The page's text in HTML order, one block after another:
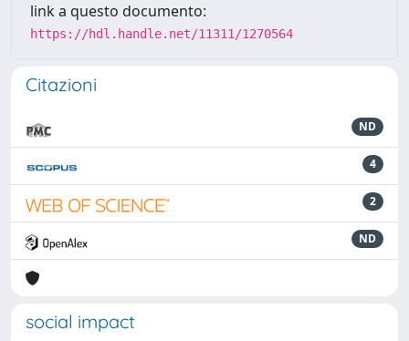
link a questo documento:
https://hdl.handle.net/11311/1270564
Citazioni
ND
4
2
ND
social impact